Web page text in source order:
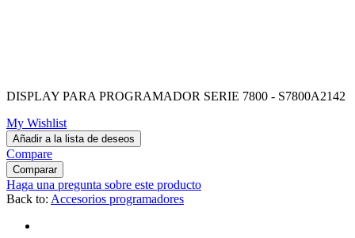
DISPLAY PARA PROGRAMADOR SERIE 7800 - S7800A2142
My Wishlist
Añadir a la lista de deseos
Compare
Comparar
Haga una pregunta sobre este producto
Back to: Accesorios programadores